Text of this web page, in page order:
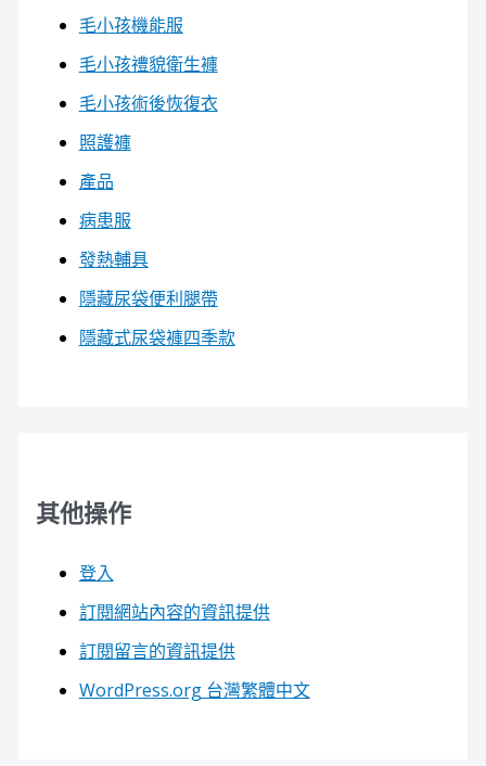
毛小孩機能服
毛小孩禮貌衛生褲
毛小孩術後恢復衣
照護褲
產品
病患服
發熱輔具
隱藏尿袋便利腿帶
隱藏式尿袋褲四季款
其他操作
登入
訂閱網站內容的資訊提供
訂閱留言的資訊提供
WordPress.org 台灣繁體中文